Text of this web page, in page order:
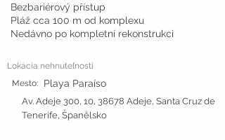
Bezbariérový přístup
Pláž cca 100 m od komplexu
Nedávno po kompletní rekonstrukci
Lokácia nehnuteľnosti
Mesto:
Playa Paraíso
Av. Adeje 300, 10, 38678 Adeje, Santa Cruz de
Tenerife, Španělsko